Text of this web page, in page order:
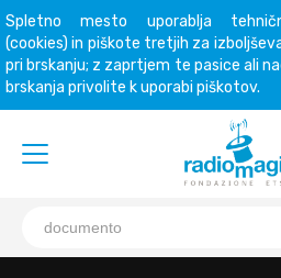
Spletno mesto uporablja
(cookies) in piškote tretjih za
pri brskanju; z zaprtjem te pasice ali
brskanja privolite k uporabi piškotov.